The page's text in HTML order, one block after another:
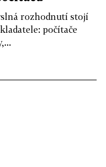
rozhodnutí stojí
počítače